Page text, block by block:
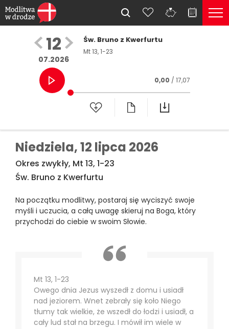
12
07.2026
Św. Bruno z Kwerfurtu
Mt 13, 1-23
0,00 / 17,07
Niedziela,12 lipca 2026
Okres zwykły, Mt 13, 1-23
Św. Bruno z Kwerfurtu
Na początku modlitwy, postaraj się wyciszyć swoje
myśli i uczucia, a całą uwagę skieruj na Boga, który
przychodzi do ciebie w swoim Słowie.
Mt 13, 1-23
Owego dnia Jezus wyszedł z domu i usiadł
nad jeziorem. Wnet zebrały się koło Niego
tłumy tak wielkie, że wszedł do łodzi i usiadł, a
cały lud stał na brzegu. I mówił im wiele w